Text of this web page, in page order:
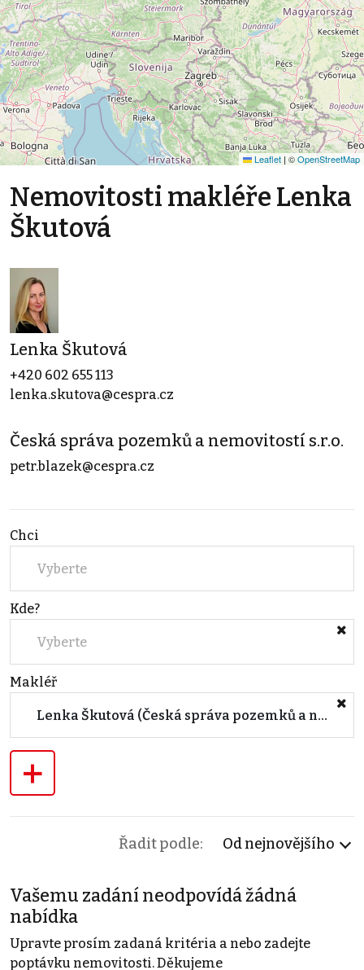
Leaflet | ©OpenStreetMap
Nemovitosti makléře Lenka
Škutová
Lenka Škutová
+420 602 655 113
lenka.skutova@cespra.cz
Česká správa pozemků a nemovitostí s.r.o.
petr.blazek@cespra.cz
Chci
Vyberte
Kde?
Vyberte
Makléř
Lenka Škutová (Česká správa pozemků a nemovitostí s.r.o.)
+
Řadit podle: Od nejnovějšího
Vašemu zadání neodpovídá žádná
nabídka
Upravte prosím zadaná kritéria a nebo zadejte
poptávku nemovitosti. Děkujeme